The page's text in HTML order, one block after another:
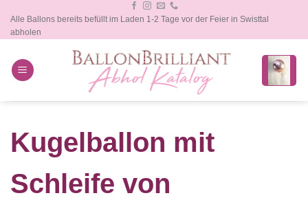
Inhalt
springen
Alle Ballons bereits befüllt im Laden 1-2 Tage vor der Feier in Swisttal
abholen
Kugelballon mit
Schleife von